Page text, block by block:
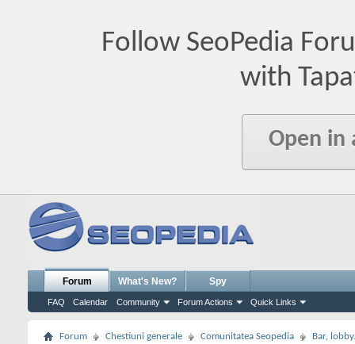
Follow SeoPedia
with
Open in
Forum
FAQ Calendar Community Forum Actions Quick Links
What's New? Spy
Forum Chestiuni generale Comunitatea Seopedia Bar,